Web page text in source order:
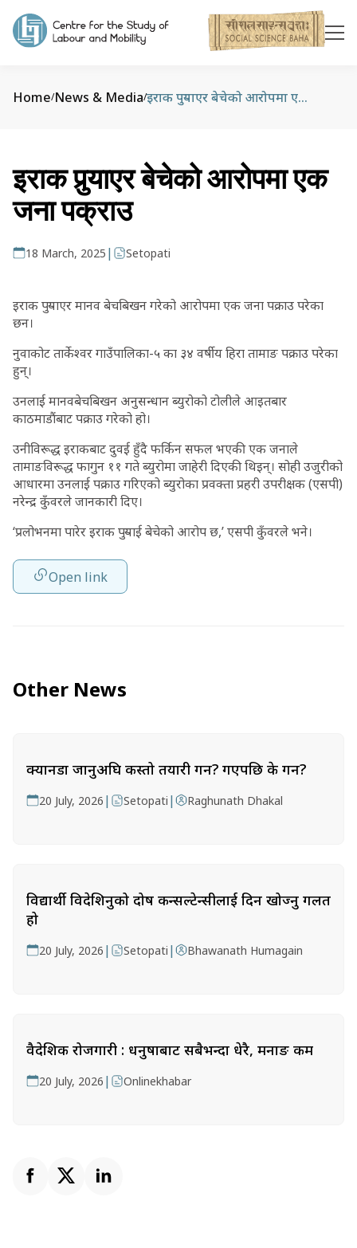
Home/News & Media/ इराक पुर्‍याएर बेचेको आरोपमा एक जना पक्राउ
इराक पुर्‍याएर बेचेको आरोपमा एक
जना पक्राउ
18 March, 2025 | Setopati
इराक पुर्‍याएर मानव बेचबिखन गरेको आरोपमा एक जना पक्राउ परेका
छन।
नुवाकोट तार्केश्वर गाउँपालिका-५ का ३४ वर्षीय हिरा तामाङ पक्राउ परेका
हुन्।
उनलाई मानवबेचबिखन अनुसन्धान ब्युरोको टोलीले आइतबार
काठमाडौंबाट पक्राउ गरेको हो।
उनीविरूद्ध इराकबाट दुवई हुँदै फर्किन सफल भएकी एक जनाले
तामाङविरूद्ध फागुन ११ गते ब्युरोमा जाहेरी दिएकी थिइन्। सोही उजुरीको
आधारमा उनलाई पक्राउ गरिएको ब्युरोका प्रवक्ता प्रहरी उपरीक्षक (एसपी)
नरेन्द्र कुँवरले जानकारी दिए।
‘प्रलोभनमा पारेर इराक पुर्‍याई बेचेको आरोप छ,’ एसपी कुँवरले भने।
Open link
Other News
क्यानडा जानुअघि कस्तो तयारी गर्ने? गएपछि के गर्ने?
20 July, 2026 | Setopati | Raghunath Dhakal
विद्यार्थी विदेशिनुको दोष कन्सल्टेन्सीलाई दिन खोज्नु गलत
हो
20 July, 2026 | Setopati | Bhawanath Humagain
वैदेशिक रोजगारी : धनुषाबाट सबैभन्दा धेरै, मनाङ कम
20 July, 2026 | Onlinekhabar